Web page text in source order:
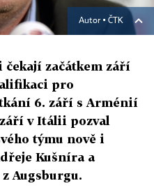
Autor ▪ ČTK
čekají začátkem září
pro
6. září s Arménií
v Itálii pozval
týmu nově i
Kušníra a
Augsburgu.